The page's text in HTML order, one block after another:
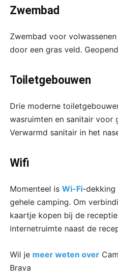
Zwembad
Zwembad voor
door een gras veld.
Toiletgebouwen
Drie moderne
wasruimten en sanitair voor
Verwarmd sanitair in het
Wifi
Momenteel is Wi-Fi-dekking
gehele camping. Om
kaartje kopen bij de
internetruimte naast de
Wil je meer weten over
Brava